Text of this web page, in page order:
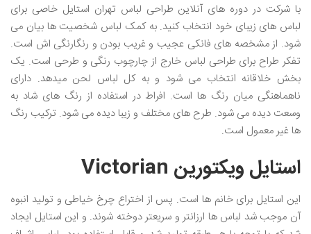
با شرکت در دوره های آنلاین طراحی لباس تهران استایل خاصی برای
لباس های زیبای خود انتخاب کنید. به کمک لباس شخصیت ها بیان می
شود. از مشخصه های فانکی عجیب و غریب بودن و رنگارنگی اش است.
تفکر طراح برای طراحی لباس خارج از چارچوب رنگی و طرحی است. یک
بخش خلاقانه انتخاب می شود و به کل لباس لحن میدهد. دارای
ناهماهنگی میان رنگ ها است. افراط در استفاده از رنگ های شاد به
وسعت دیده می شود. طرح های مختلف و زیبا دیده می شود. ترکیب رنگ
ها غیر معمول است.
استایل ویکتورین Victorian
این استایل برای خانم ها است. پس از اختراع چرخ خیاطی و تولید انبوه
آن موجب شد لباس ها ارزانتر و سریعتر دوخته شوند. و این استایل ایجاد